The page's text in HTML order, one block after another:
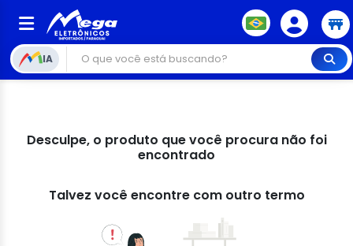
IA
Desculpe, o produto que você procura não foi
encontrado
Talvez você encontre com outro termo